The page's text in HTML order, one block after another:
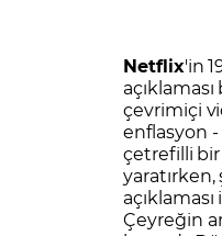
GCM
Yurt
Yasal
Netflix'in
çevrimiçi
enflasyon
çetrefilli bir
Çeyreğin